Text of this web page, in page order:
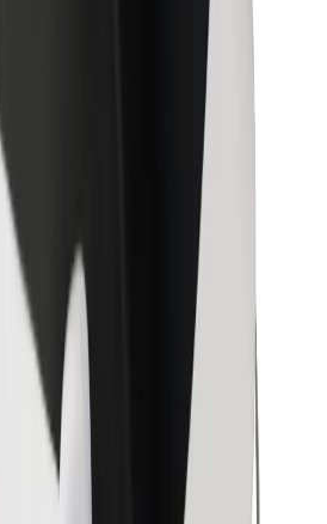
i putuj kroz nekoliko minuta!
Bolt
jelo!
Bolt Food